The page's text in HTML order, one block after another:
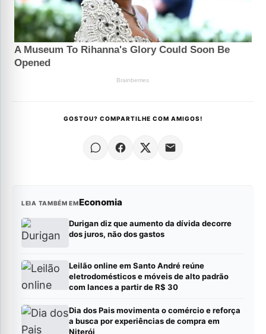
GOSTOU? COMPARTILHE COM AMIGOS!
LEIA TAMBÉM EMEconomia
Durigan diz que aumento da dívida decorre
dos juros, não dos gastos
Leilão online em Santo André reúne
eletrodomésticos e móveis de alto padrão
com lances a partir de R$ 30
Dia dos Pais movimenta o comércio e reforça
a busca por experiências de compra em
Niterói